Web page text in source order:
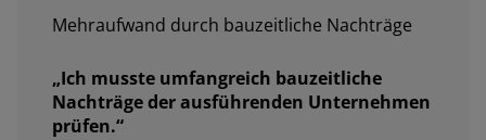
Mehraufwand durch bauzeitliche Nachträge
„Ich musste umfangreich bauzeitliche
Nachträge der ausführenden Unternehmen
prüfen.“